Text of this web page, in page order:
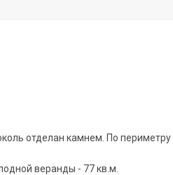
отделан камнем. По периметру
веранды - 77 кв.м.